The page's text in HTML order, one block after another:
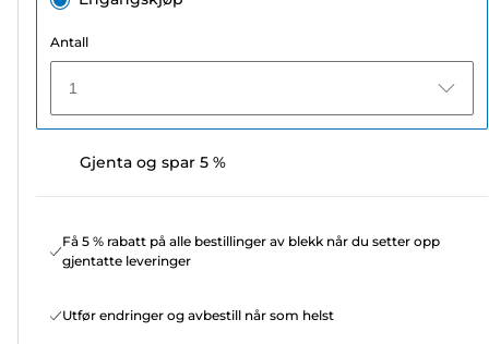
Antall
1
Gjenta og spar 5 %
Få 5 % rabatt på alle bestillinger av blekk når du setter opp
gjentatte leveringer
Utfør endringer og avbestill når som helst